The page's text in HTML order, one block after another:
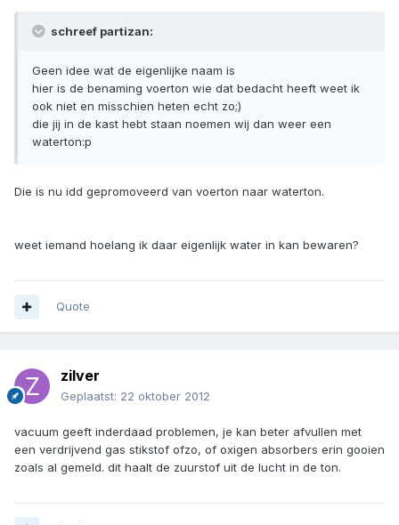
schreef partizan:
Geen idee wat de eigenlijke naam is
hier is de benaming voerton wie dat bedacht heeft weet ik
ook niet en misschien heten echt zo;)
die jij in de kast hebt staan noemen wij dan weer een
waterton:p
Die is nu idd gepromoveerd van voerton naar waterton.
weet iemand hoelang ik daar eigenlijk water in kan bewaren?
Quote
zilver
Geplaatst: 22 oktober 2012
vacuum geeft inderdaad problemen, je kan beter afvullen met
een verdrijvend gas stikstof ofzo, of oxigen absorbers erin gooien
zoals al gemeld. dit haalt de zuurstof uit de lucht in de ton.